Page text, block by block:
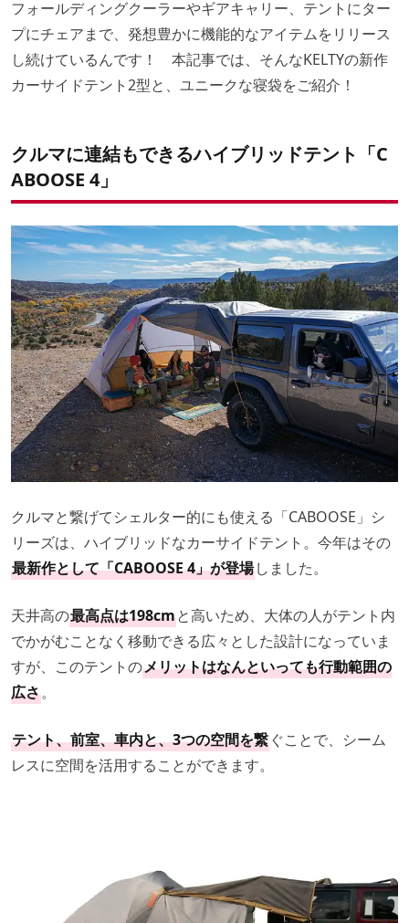
フォールディングクーラーやギアキャリー、テントにター
プにチェアまで、発想豊かに機能的なアイテムをリリース
し続けているんです！ 本記事では、そんなKELTYの新作
カーサイドテント2型と、ユニークな寝袋をご紹介！
クルマに連結もできるハイブリッドテント「C
ABOOSE 4」
クルマと繋げてシェルター的にも使える「CABOOSE」シ
リーズは、ハイブリッドなカーサイドテント。今年はその
最新作として「CABOOSE 4」が登場しました。
天井高の最高点は198cmと高いため、大体の人がテント内
でかがむことなく移動できる広々とした設計になっていま
すが、このテントのメリットはなんといっても行動範囲の
広さ。
テント、前室、車内と、3つの空間を繋ぐことで、シーム
レスに空間を活用することができます。